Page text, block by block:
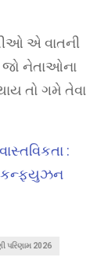
એ વાતની
જો નેતાઓના
તો ગમે તેવા
:
‘કન્ફ્યુઝન
પરિણામ 2026